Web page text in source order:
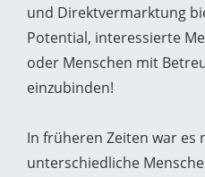
und Direktvermarktung
Potential, interessierte
oder Menschen mit
einzubinden!
In früheren Zeiten war es
unterschiedliche